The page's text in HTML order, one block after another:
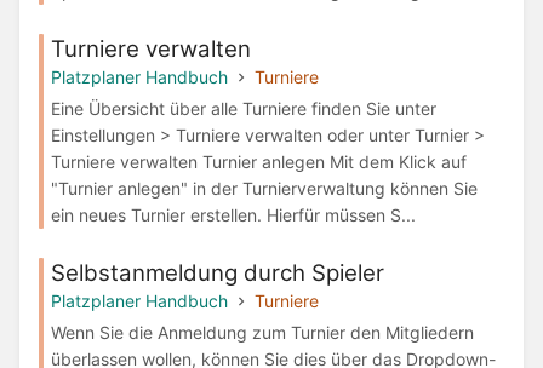
Turniere verwalten
Platzplaner Handbuch
Turniere
Eine Übersicht über alle Turniere finden Sie unter
Einstellungen > Turniere verwalten oder unter Turnier >
Turniere verwalten Turnier anlegen Mit dem Klick auf
"Turnier anlegen" in der Turnierverwaltung können Sie
ein neues Turnier erstellen. Hierfür müssen S...
Selbstanmeldung durch Spieler
Platzplaner Handbuch
Turniere
Wenn Sie die Anmeldung zum Turnier den Mitgliedern
überlassen wollen, können Sie dies über das Dropdown-